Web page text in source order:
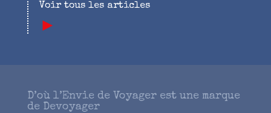
Voir tous les articles
►
D’où l’Envie de Voyager est une marque
de Devoyager